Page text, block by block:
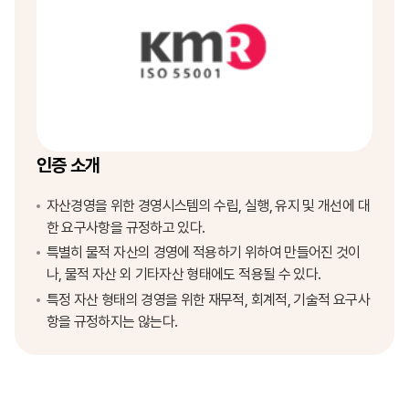
인증 소개
자산경영을 위한 경영시스템의 수립, 실행, 유지 및 개선에 대
한 요구사항을 규정하고 있다.
특별히 물적 자산의 경영에 적용하기 위하여 만들어진 것이
나, 물적 자산 외 기타자산 형태에도 적용될 수 있다.
특정 자산 형태의 경영을 위한 재무적, 회계적, 기술적 요구사
항을 규정하지는 않는다.